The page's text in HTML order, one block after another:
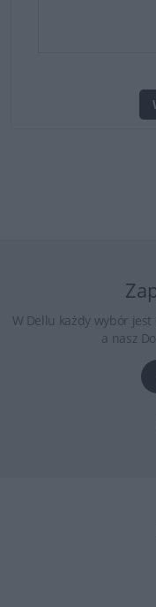
W Dellu każdy wybór
a nasz